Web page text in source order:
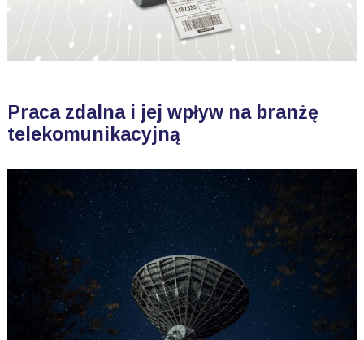
Praca zdalna i jej wpływ na branżę
telekomunikacyjną